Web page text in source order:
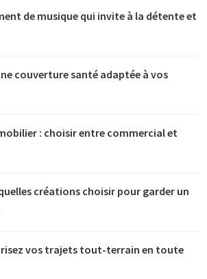
de musique qui invite à la détente et
couverture santé adaptée à vos
: choisir entre commercial et
créations choisir pour garder un
vos trajets tout-terrain en toute